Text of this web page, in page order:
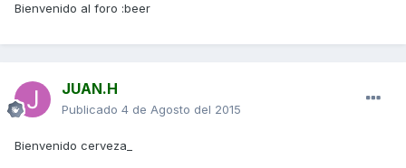
Bienvenido al foro :beer
JUAN.H
Publicado 4 de Agosto del 2015
Bienvenido cerveza_